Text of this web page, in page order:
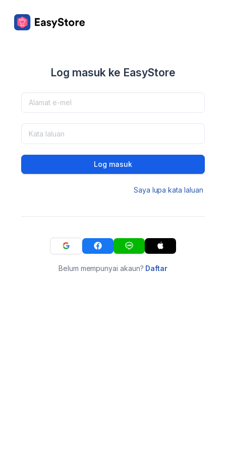
Log masuk ke EasyStore
Log masuk
Saya lupa kata laluan
Belum mempunyai akaun? Daftar